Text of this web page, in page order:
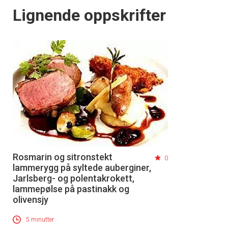
Lignende oppskrifter
Rosmarin og sitronstekt
lammerygg på syltede auberginer,
Jarlsberg- og polentakrokett,
lammepølse på pastinakk og
olivensjy
0
5 minutter